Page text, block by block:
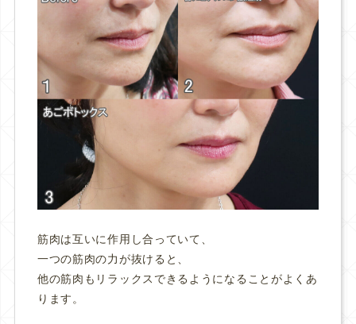
筋肉は互いに作用し合っていて、
一つの筋肉の力が抜けると、
他の筋肉もリラックスできるようになることがよくあ
ります。